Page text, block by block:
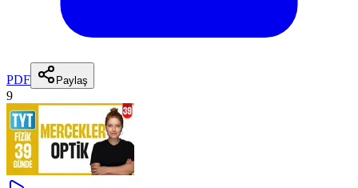
PDF Paylaş
9